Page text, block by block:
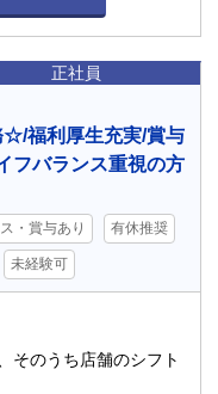
正社員
☆/福利厚生充実/賞与
フバランス重視の方
・賞与あり 有休推奨
未経験可
そのうち店舗のシフト